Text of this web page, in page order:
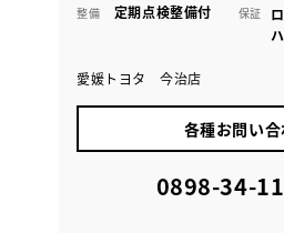
整備 定期点検整備付 保証
愛媛トヨタ 今治店
各種お問い合
0898-34-